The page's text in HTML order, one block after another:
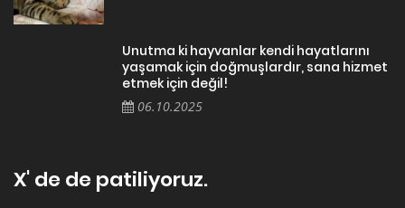
Unutma ki hayvanlar kendi hayatlarını
yaşamak için doğmuşlardır, sana hizmet
etmek için değil!
06.10.2025
X' de de patiliyoruz.